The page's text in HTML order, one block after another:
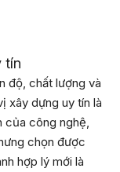
tín
độ, chất lượng và
xây dựng uy tín là
của công nghệ,
chọn được
hợp lý mới là